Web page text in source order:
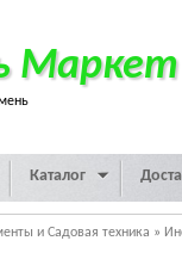
Маркет
Каталог
и Садовая техника »